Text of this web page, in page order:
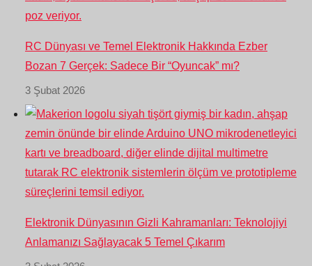
RC Dünyası ve Temel Elektronik Hakkında Ezber
Bozan 7 Gerçek: Sadece Bir “Oyuncak” mı?
3 Şubat 2026
Elektronik Dünyasının Gizli Kahramanları: Teknolojiyi
Anlamanızı Sağlayacak 5 Temel Çıkarım